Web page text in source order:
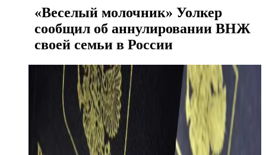
«Веселый молочник» Уолкер
сообщил об аннулировании ВНЖ
своей семьи в России